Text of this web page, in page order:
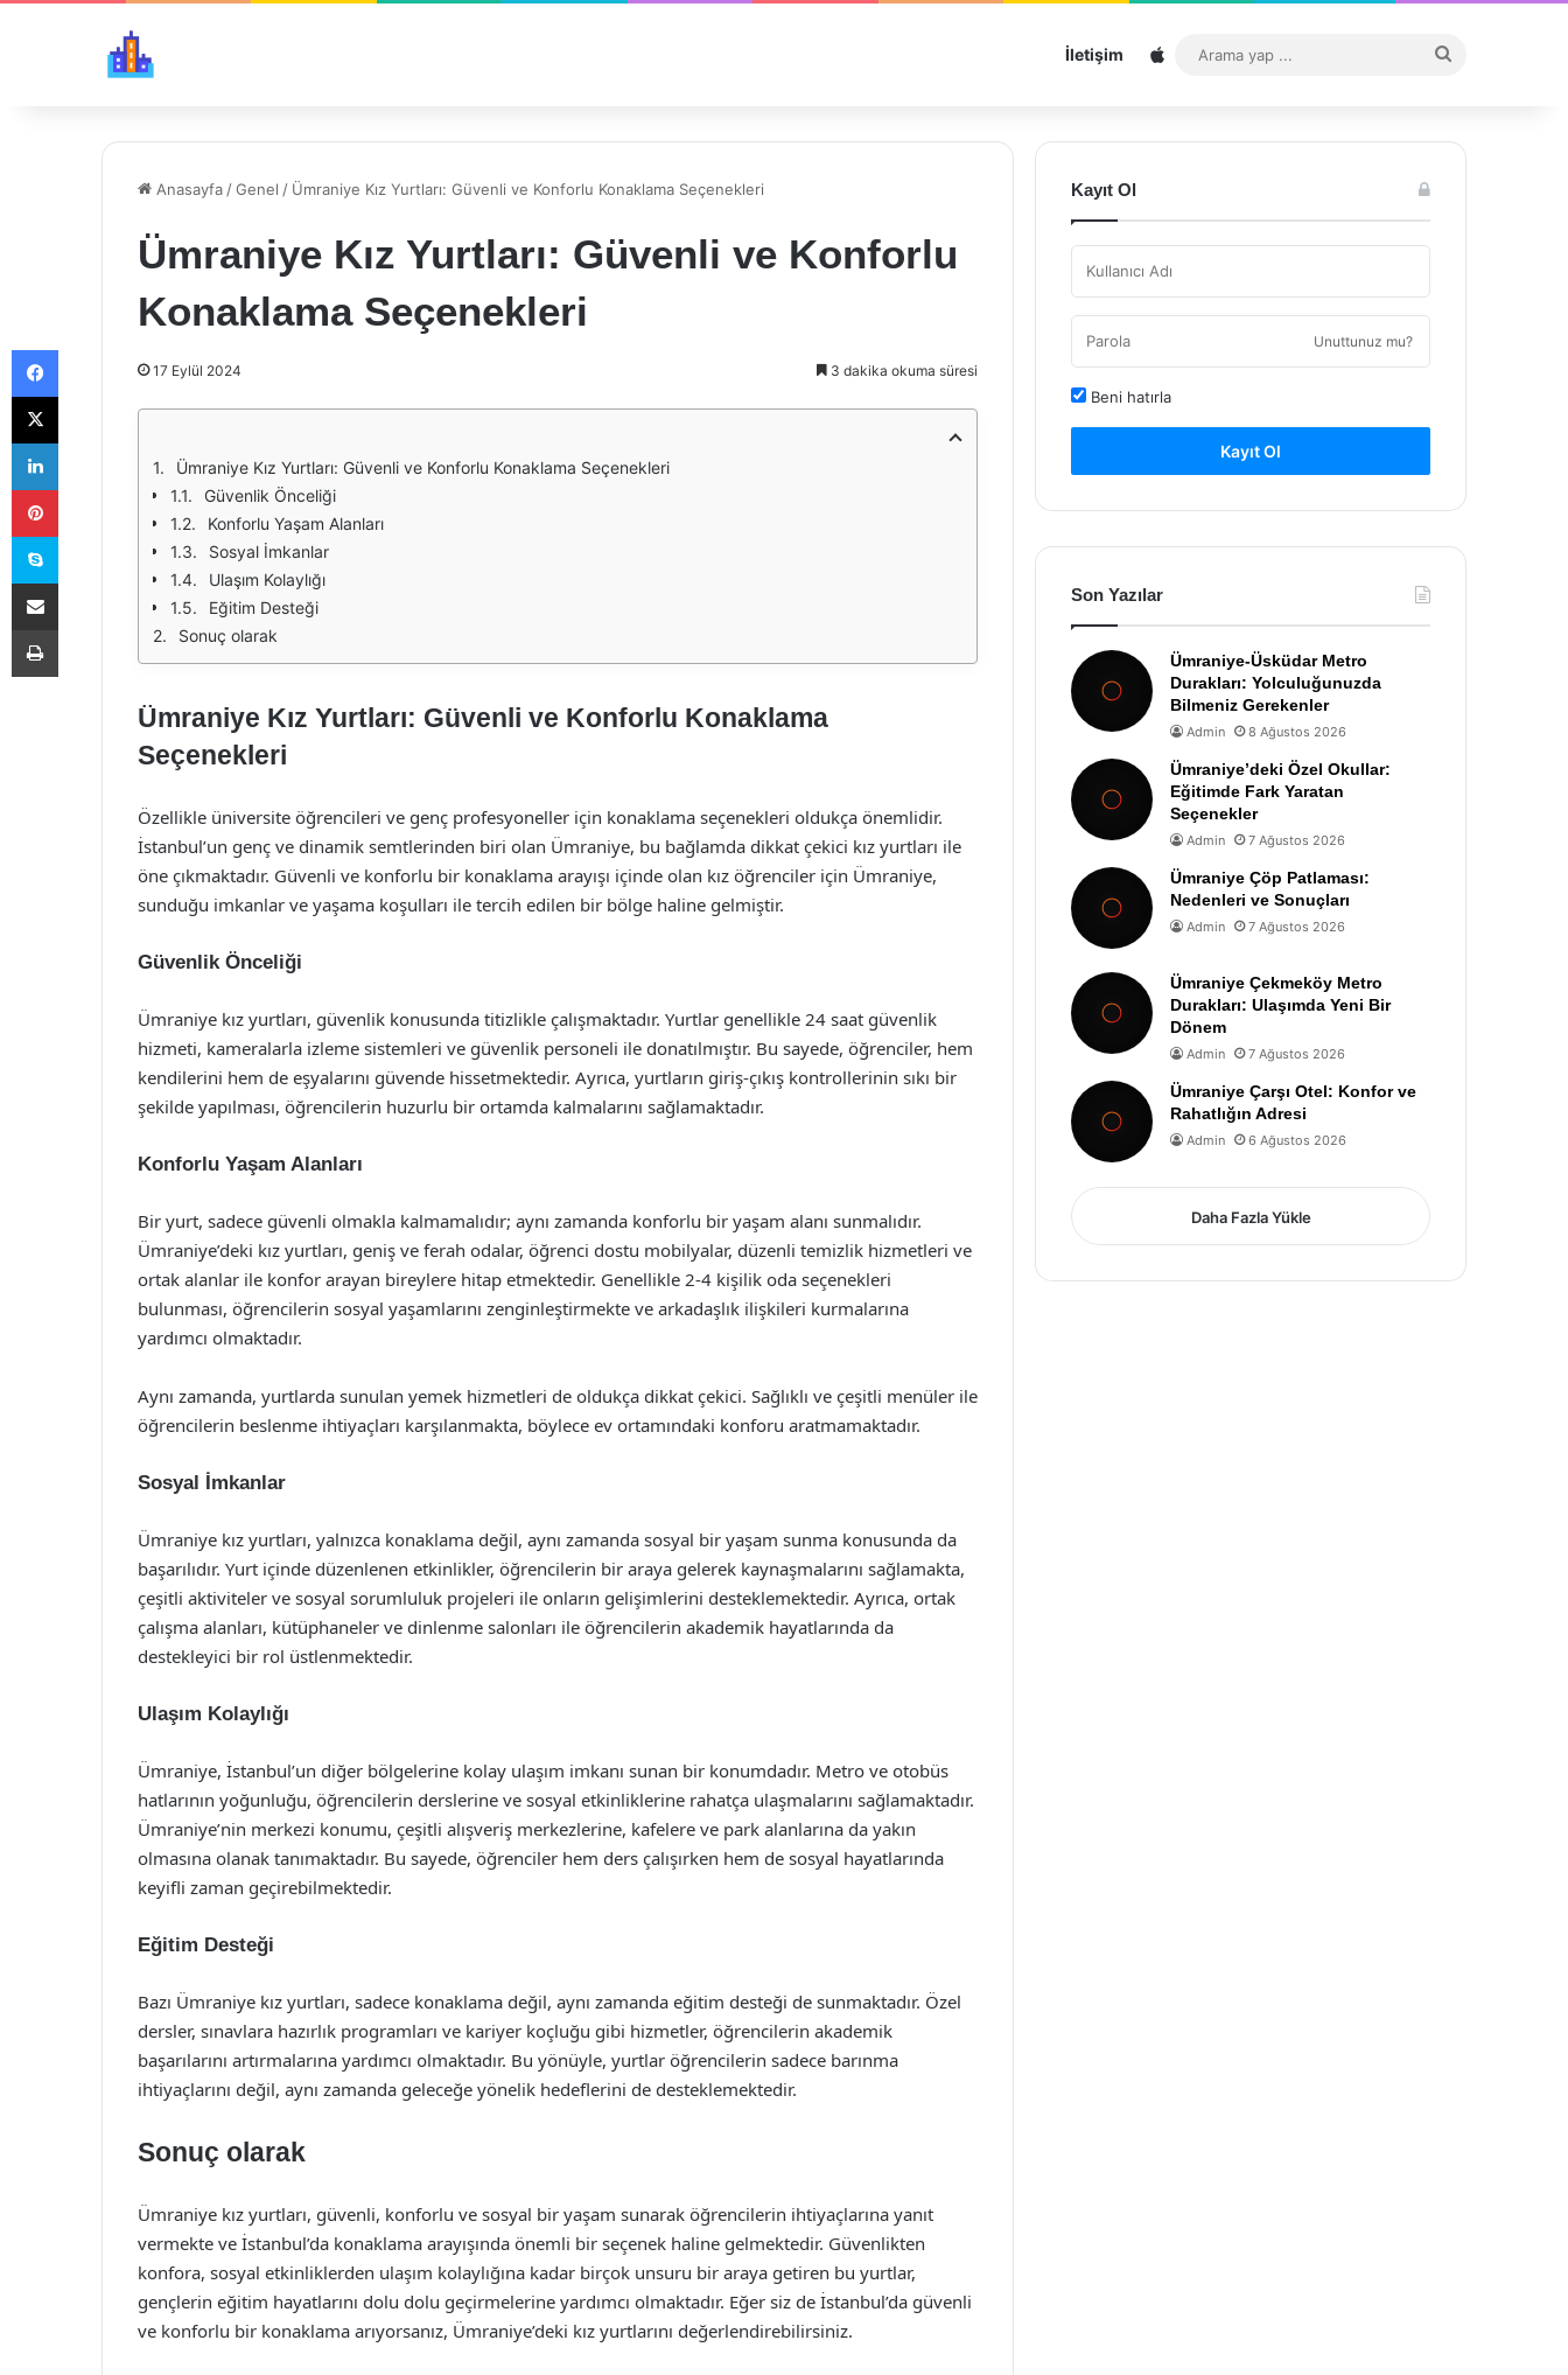
İletişim Sitemap
...
Anasayfa /Genel / Ümraniye Kız Yurtları: Güvenli ve Konforlu Konaklama Seçenekleri
Ümraniye Kız Yurtları: Güvenli ve Konforlu
Konaklama Seçenekleri
17 Eylül 2024 3 dakika okuma süresi
Ümraniye Kız Yurtları: Güvenli ve Konforlu Konaklama Seçenekleri
Güvenlik Önceliği
Konforlu Yaşam Alanları
Sosyal İmkanlar
Ulaşım Kolaylığı
Eğitim Desteği
Sonuç olarak
Ümraniye Kız Yurtları: Güvenli ve Konforlu Konaklama
Seçenekleri
Özellikle üniversite öğrencileri ve genç profesyoneller için konaklama seçenekleri oldukça önemlidir.
İstanbul’un genç ve dinamik semtlerinden biri olan Ümraniye, bu bağlamda dikkat çekici kız yurtları ile
öne çıkmaktadır. Güvenli ve konforlu bir konaklama arayışı içinde olan kız öğrenciler için Ümraniye,
sunduğu imkanlar ve yaşama koşulları ile tercih edilen bir bölge haline gelmiştir.
Güvenlik Önceliği
Ümraniye kız yurtları, güvenlik konusunda titizlikle çalışmaktadır. Yurtlar genellikle 24 saat güvenlik
hizmeti, kameralarla izleme sistemleri ve güvenlik personeli ile donatılmıştır. Bu sayede, öğrenciler, hem
kendilerini hem de eşyalarını güvende hissetmektedir. Ayrıca, yurtların giriş-çıkış kontrollerinin sıkı bir
şekilde yapılması, öğrencilerin huzurlu bir ortamda kalmalarını sağlamaktadır.
Konforlu Yaşam Alanları
Bir yurt, sadece güvenli olmakla kalmamalıdır; aynı zamanda konforlu bir yaşam alanı sunmalıdır.
Ümraniye’deki kız yurtları, geniş ve ferah odalar, öğrenci dostu mobilyalar, düzenli temizlik hizmetleri ve
ortak alanlar ile konfor arayan bireylere hitap etmektedir. Genellikle 2-4 kişilik oda seçenekleri
bulunması, öğrencilerin sosyal yaşamlarını zenginleştirmekte ve arkadaşlık ilişkileri kurmalarına
yardımcı olmaktadır.
Aynı zamanda, yurtlarda sunulan yemek hizmetleri de oldukça dikkat çekici. Sağlıklı ve çeşitli menüler ile
öğrencilerin beslenme ihtiyaçları karşılanmakta, böylece ev ortamındaki konforu aratmamaktadır.
Sosyal İmkanlar
Ümraniye kız yurtları, yalnızca konaklama değil, aynı zamanda sosyal bir yaşam sunma konusunda da
başarılıdır. Yurt içinde düzenlenen etkinlikler, öğrencilerin bir araya gelerek kaynaşmalarını sağlamakta,
çeşitli aktiviteler ve sosyal sorumluluk projeleri ile onların gelişimlerini desteklemektedir. Ayrıca, ortak
çalışma alanları, kütüphaneler ve dinlenme salonları ile öğrencilerin akademik hayatlarında da
destekleyici bir rol üstlenmektedir.
Ulaşım Kolaylığı
Ümraniye, İstanbul’un diğer bölgelerine kolay ulaşım imkanı sunan bir konumdadır. Metro ve otobüs
hatlarının yoğunluğu, öğrencilerin derslerine ve sosyal etkinliklerine rahatça ulaşmalarını sağlamaktadır.
Ümraniye’nin merkezi konumu, çeşitli alışveriş merkezlerine, kafelere ve park alanlarına da yakın
olmasına olanak tanımaktadır. Bu sayede, öğrenciler hem ders çalışırken hem de sosyal hayatlarında
keyifli zaman geçirebilmektedir.
Eğitim Desteği
Bazı Ümraniye kız yurtları, sadece konaklama değil, aynı zamanda eğitim desteği de sunmaktadır. Özel
dersler, sınavlara hazırlık programları ve kariyer koçluğu gibi hizmetler, öğrencilerin akademik
başarılarını artırmalarına yardımcı olmaktadır. Bu yönüyle, yurtlar öğrencilerin sadece barınma
ihtiyaçlarını değil, aynı zamanda geleceğe yönelik hedeflerini de desteklemektedir.
Sonuç olarak
Ümraniye kız yurtları, güvenli, konforlu ve sosyal bir yaşam sunarak öğrencilerin ihtiyaçlarına yanıt
vermekte ve İstanbul’da konaklama arayışında önemli bir seçenek haline gelmektedir. Güvenlikten
konfora, sosyal etkinliklerden ulaşım kolaylığına kadar birçok unsuru bir araya getiren bu yurtlar,
gençlerin eğitim hayatlarını dolu dolu geçirmelerine yardımcı olmaktadır. Eğer siz de İstanbul’da güvenli
ve konforlu bir konaklama arıyorsanız, Ümraniye’deki kız yurtlarını değerlendirebilirsiniz.
Kayıt Ol
Unuttunuz mu?
Beni hatırla
Kayıt Ol
Son Yazılar
Ümraniye-Üsküdar Metro
Durakları: Yolculuğunuzda
Bilmeniz Gerekenler
Admin 8 Ağustos 2026
Ümraniye’deki Özel Okullar:
Eğitimde Fark Yaratan
Seçenekler
Admin 7 Ağustos 2026
Ümraniye Çöp Patlaması:
Nedenleri ve Sonuçları
Admin 7 Ağustos 2026
Ümraniye Çekmeköy Metro
Durakları: Ulaşımda Yeni Bir
Dönem
Admin 7 Ağustos 2026
Ümraniye Çarşı Otel: Konfor ve
Rahatlığın Adresi
Admin 6 Ağustos 2026
Daha Fazla Yükle
Facebook
X
LinkedIn
Pinterest
Skype
E-Posta ile paylaş